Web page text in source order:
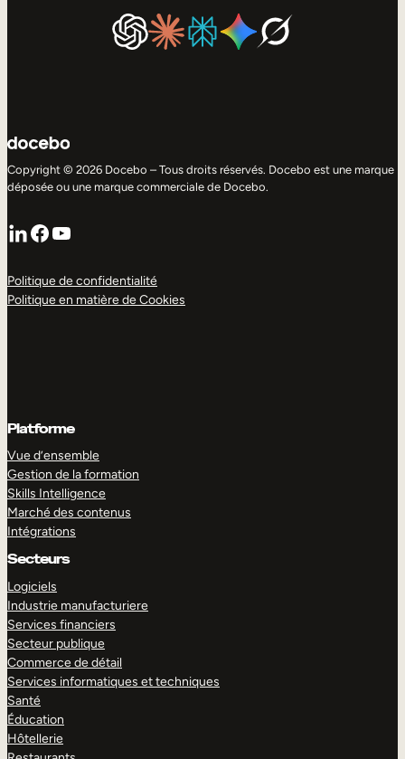
Copyright © 2026 Docebo – Tous droits réservés. Docebo est une marque
déposée ou une marque commerciale de Docebo.
LinkedIn
Facebook
YouTube
Politique de confidentialité
Politique en matière de Cookies
Platforme
Vue d’ensemble
Gestion de la formation
Skills Intelligence
Marché des contenus
Intégrations
Secteurs
Logiciels
Industrie manufacturiere
Services financiers
Secteur publique
Commerce de détail
Services informatiques et techniques
Santé
Éducation
Hôtellerie